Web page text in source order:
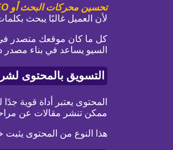
تحسين محركات البحث أو SEO
لأن العميل غالبًا يبحث
كل ما كان موقعك متصدر
السيو يساعد في بناء مصدر
التسويق بالمحتوى
المحتوى يعتبر أداة قوية جدًا
ممكن تنشر مقالات عن مراحل
هذا النوع من المحتوى